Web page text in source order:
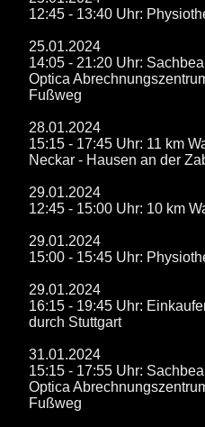
12:45 - 13:40 Uhr:
25.01.2024
14:05 - 21:20 Uhr:
Optica
Fußweg
28.01.2024
15:15 - 17:45 Uhr: 11 km
Neckar - Hausen an der
29.01.2024
12:45 - 15:00 Uhr: 10 km
29.01.2024
15:00 - 15:45 Uhr:
29.01.2024
16:15 - 19:45 Uhr:
durch Stuttgart
31.01.2024
15:15 - 17:55 Uhr:
Optica
Fußweg